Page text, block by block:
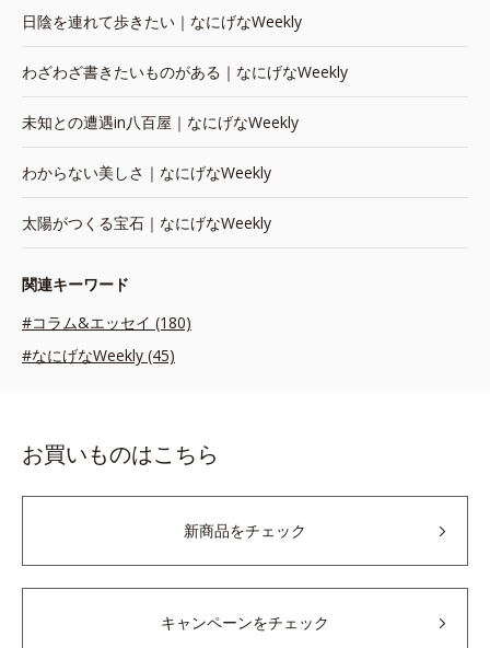
日陰を連れて歩きたい｜なにげなWeekly
わざわざ書きたいものがある｜なにげなWeekly
未知との遭遇in八百屋｜なにげなWeekly
わからない美しさ｜なにげなWeekly
太陽がつくる宝石｜なにげなWeekly
関連キーワード
#コラム&エッセイ (180)
#なにげなWeekly (45)
お買いものはこちら
新商品をチェック
キャンペーンをチェック